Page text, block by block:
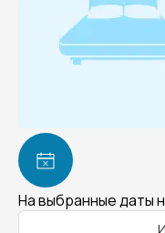
На выбранные даты